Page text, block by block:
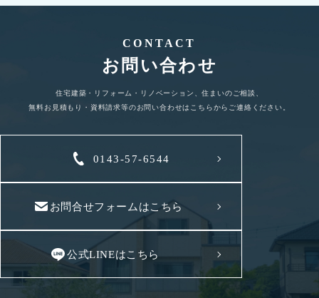
CONTACT
お問い合わせ
住宅建築・リフォーム・リノベーション、住まいのご相談、
無料お見積もり・資料請求等のお問い合わせはこちらからご連絡ください。
0143-57-6544
お問合せフォームはこちら
公式LINEはこちら